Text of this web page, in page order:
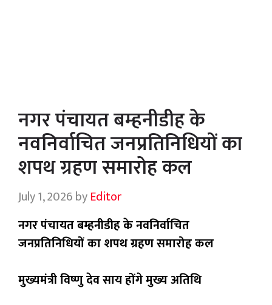
नगर पंचायत बम्हनीडीह के
नवनिर्वाचित जनप्रतिनिधियों का
शपथ ग्रहण समारोह कल
July 1, 2026byEditor
नगर पंचायत बम्हनीडीह के नवनिर्वाचित
जनप्रतिनिधियों का शपथ ग्रहण समारोह कल
मुख्यमंत्री विष्णु देव साय होंगे मुख्य अतिथि